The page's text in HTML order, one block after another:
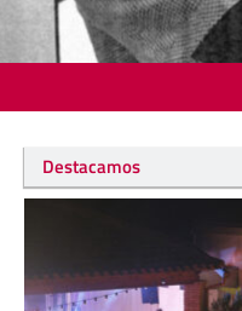
Destacamos